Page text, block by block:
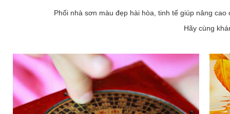
Phối nhà sơn màu đẹp hài hòa, tinh tế giúp nâng
Hãy cùng